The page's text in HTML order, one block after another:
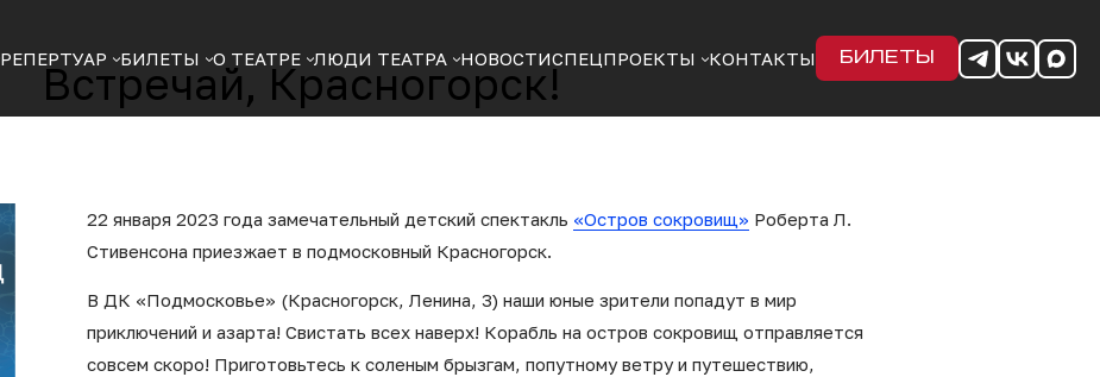
РЕПЕРТУАР БИЛЕТЫ О ТЕАТРЕ ЛЮДИ ТЕАТРА НОВОСТИСПЕЦПРОЕКТЫ КОНТАКТЫ БИЛЕТЫ
Встречай, Красногорск!
22 января 2023 года замечательный детский спектакль «Остров сокровищ» Роберта Л.
Стивенсона приезжает в подмосковный Красногорск.
В ДК «Подмосковье» (Красногорск, Ленина, 3) наши юные зрители попадут в мир
приключений и азарта! Свистать всех наверх! Корабль на остров сокровищ отправляется
совсем скоро! Приготовьтесь к соленым брызгам, попутному ветру и путешествию,